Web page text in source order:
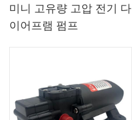
미니 고유량 고압 전기 다
이어프램 펌프